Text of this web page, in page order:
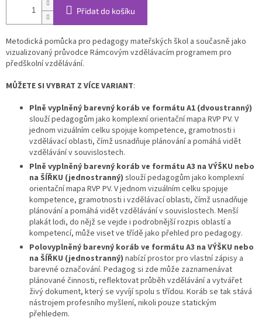
Přidat do košíku
Metodická pomůcka pro pedagogy mateřských škol a současně jako
vizualizovaný průvodce Rámcovým vzdělávacím programem pro
předškolní vzdělávání.
MŮŽETE SI VYBRAT Z VÍCE VARIANT:
Plně vyplněný barevný koráb ve formátu A1 (dvoustranný)
slouží pedagogům jako komplexní orientační mapa RVP PV. V
jednom vizuálním celku spojuje kompetence, gramotnosti i
vzdělávací oblasti, čímž usnadňuje plánování a pomáhá vidět
vzdělávání v souvislostech.
Plně vyplněný barevný koráb ve formátu A3 na VÝŠKU nebo
na ŠÍŘKU (jednostranný) slouží pedagogům jako komplexní
orientační mapa RVP PV. V jednom vizuálním celku spojuje
kompetence, gramotnosti i vzdělávací oblasti, čímž usnadňuje
plánování a pomáhá vidět vzdělávání v souvislostech. Menší
plakát lodi, do nějž se vejde i podrobnější rozpis oblastí a
kompetencí, může viset ve třídě jako přehled pro pedagogy.
Polovyplněný barevný koráb ve formátu A3 na VÝŠKU nebo
na ŠÍŘKU (jednostranný) nabízí prostor pro vlastní zápisy a
barevné označování. Pedagog si zde může zaznamenávat
plánované činnosti, reflektovat průběh vzdělávání a vytvářet
živý dokument, který se vyvíjí spolu s třídou. Koráb se tak stává
nástrojem profesního myšlení, nikoli pouze statickým
přehledem.